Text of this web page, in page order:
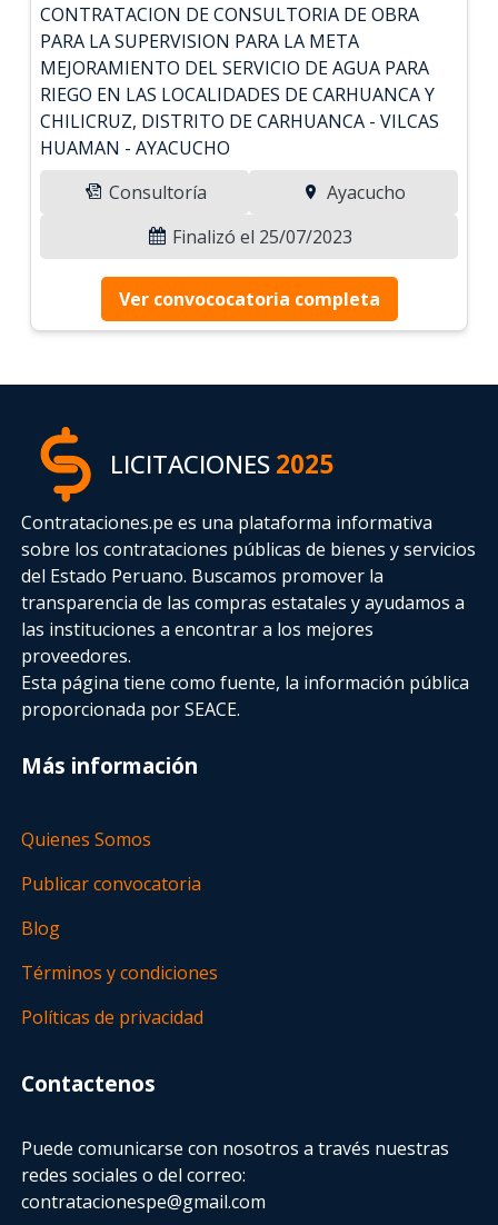
CONTRATACION DE CONSULTORIA DE OBRA
PARA LA SUPERVISION PARA LA META
MEJORAMIENTO DEL SERVICIO DE AGUA PARA
RIEGO EN LAS LOCALIDADES DE CARHUANCA Y
CHILICRUZ, DISTRITO DE CARHUANCA - VILCAS
HUAMAN - AYACUCHO
Consultoría
Ayacucho
Finalizó el 25/07/2023
Ver convococatoria completa
LICITACIONES2025
Contrataciones.pe es una plataforma informativa
sobre los contrataciones públicas de bienes y servicios
del Estado Peruano. Buscamos promover la
transparencia de las compras estatalesy ayudamos a
las instituciones a encontrar a los mejores
proveedores.
Esta página tiene como fuente, la información pública
proporcionada por SEACE.
Más información
Quienes Somos
Publicar convocatoria
Blog
Términos y condiciones
Políticas de privacidad
Contactenos
Puede comunicarse con nosotros a través nuestras
redes sociales o del correo:
contratacionespe@gmail.com